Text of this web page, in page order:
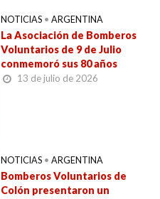
NOTICIAS • ARGENTINA
La Asociación de Bomberos
Voluntarios de 9 de Julio
conmemoró sus 80 años
13 de julio de 2026
NOTICIAS • ARGENTINA
Bomberos Voluntarios de
Colón presentaron un